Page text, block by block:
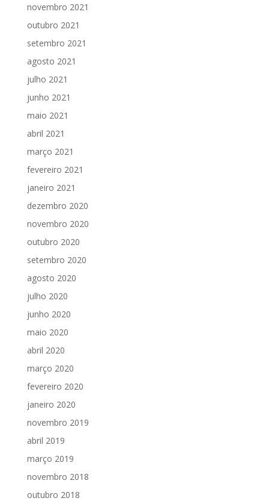
novembro 2021
outubro 2021
setembro 2021
agosto 2021
julho 2021
junho 2021
maio 2021
abril 2021
março 2021
fevereiro 2021
janeiro 2021
dezembro 2020
novembro 2020
outubro 2020
setembro 2020
agosto 2020
julho 2020
junho 2020
maio 2020
abril 2020
março 2020
fevereiro 2020
janeiro 2020
novembro 2019
abril 2019
março 2019
novembro 2018
outubro 2018